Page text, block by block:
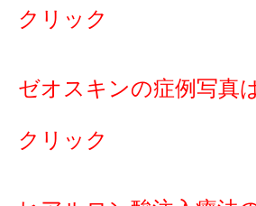
クリック
ゼオスキンの症例写真
クリック